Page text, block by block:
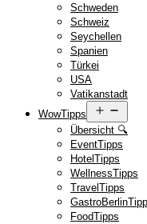
Schweden
Schweiz
Seychellen
Spanien
Türkei
USA
Vatikanstadt
WowTipps
öffnen
Übersicht 🔍
EventTipps
HotelTipps
WellnessTipps
TravelTipps
FoodTipps